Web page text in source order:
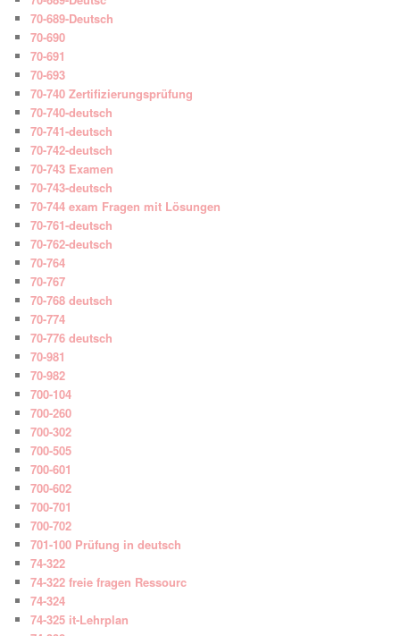
70-689-Deutsch
70-690
70-691
70-693
70-740 Zertifizierungsprüfung
70-740-deutsch
70-741-deutsch
70-742-deutsch
70-743 Examen
70-743-deutsch
70-744 exam Fragen mit Lösungen
70-761-deutsch
70-762-deutsch
70-764
70-767
70-768 deutsch
70-774
70-776 deutsch
70-981
70-982
700-104
700-260
700-302
700-505
700-601
700-602
700-701
700-702
701-100 Prüfung in deutsch
74-322
74-322 freie fragen Ressourc
74-324
74-325 it-Lehrplan